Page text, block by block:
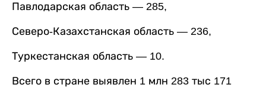
Павлодарская область — 285,
Северо-Казахстанская область — 236,
Туркестанская область — 10.
Всего в стране выявлен 1 млн 283 тыс 171